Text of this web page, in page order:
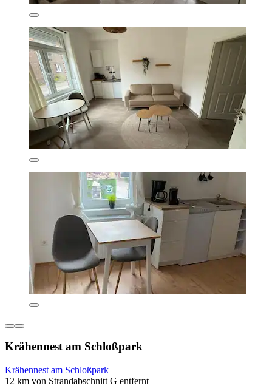
Krähennest am Schloßpark
Krähennest am Schloßpark
12 km von Strandabschnitt G entfernt